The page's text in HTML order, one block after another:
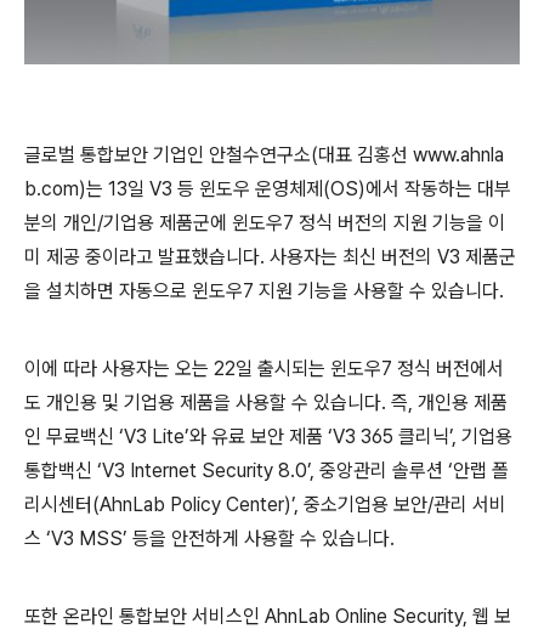
글로벌 통합보안 기업인 안철수연구소(대표 김홍선 www.ahnla
b.com)는 13일 V3 등 윈도우 운영체제 (OS)에서 작동하는 대부
분의 개인/기업용 제품군에 윈도우7 정식 버전의 지원 기능을 이
미 제공 중이라고 발표했습니다. 사용자는 최신 버전의 V3 제품군
을 설치하면 자동으로 윈도우7 지원 기능을 사용할 수 있습니다.
이에 따라 사용자는 오는 22일 출시되는 윈도우7 정식 버전에서
도 개인용 및 기업용 제품을 사용할 수 있습니다. 즉, 개인용 제품
인 무료백신 ‘V3 Lite’와 유료 보안 제품 ‘V3 365 클리닉’, 기업용
통합백신 ‘V3 Internet Security 8.0’, 중앙관리 솔루션 ‘안랩 폴
리시센터(AhnLab Policy Center)’, 중소기업용 보안/관리 서비
스 ‘V3 MSS’ 등을 안전하게 사용할 수 있습니다.
또한 온라인 통합보안 서비스인 AhnLab Online Security, 웹 보